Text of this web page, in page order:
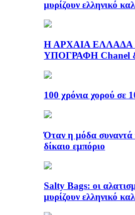
μυρίζουν ελληνικό
Η ΑΡΧΑΙΑ ΕΛΛΑΔΑ
ΥΠΟΓΡΑΦΗ Chanel
100 χρόνια χορού σε
Όταν η μόδα συναντά
δίκαιο εμπόριο
Salty Bags: οι
μυρίζουν ελληνικό